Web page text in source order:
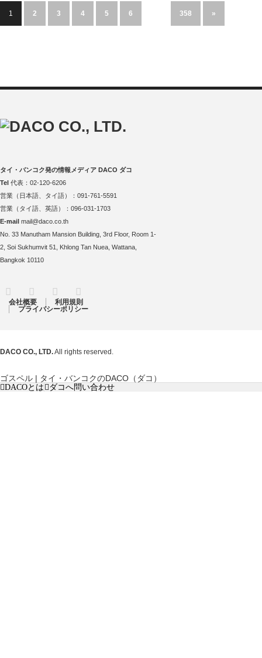
1 2 3 4 5 6 358 »
タイ・バンコク発の情報メディア DACO ダコ
Tel 代表：02-120-6206
営業（日本語、タイ語）：091-761-5591
営業（タイ語、英語）：096-031-1703
E-mail mail@daco.co.th
No. 33 Manutham Mansion Building, 3rd Floor, Room 1-
2, Soi Sukhumvit 51, Khlong Tan Nuea, Wattana,
Bangkok 10110
Twitter FacebookInstagram
会社概要
利用規則
プライバシーポリシー
DACO CO., LTD.All rights reserved.
ゴスペル | タイ・バンコクのDACO（ダコ）
DACOとは ダコへ問い合わせ